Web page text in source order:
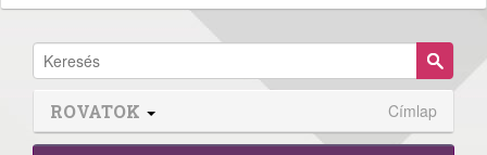
ROVATOK Címlap